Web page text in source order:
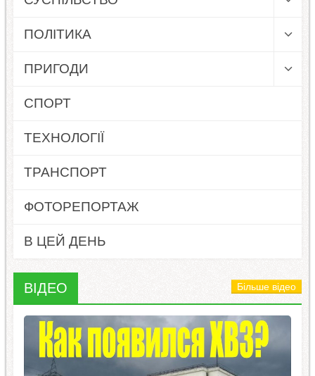
ПОЛІТИКА
ПРИГОДИ
СПОРТ
ТЕХНОЛОГІЇ
ТРАНСПОРТ
ФОТОРЕПОРТАЖ
В ЦЕЙ ДЕНЬ
ВІДЕО Більше відео